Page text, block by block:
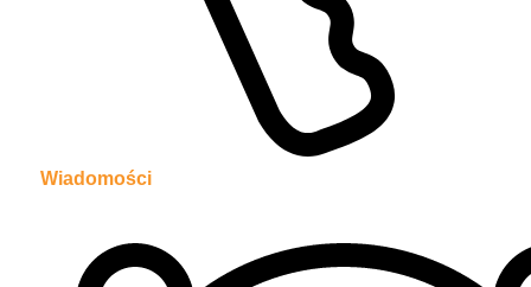
Wiadomości